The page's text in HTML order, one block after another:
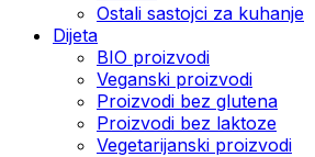
Ostali sastojci za kuhanje
Dijeta
BIO proizvodi
Veganski proizvodi
Proizvodi bez glutena
Proizvodi bez laktoze
Vegetarijanski proizvodi